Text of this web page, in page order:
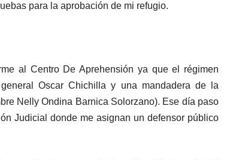
para la aprobación de mi refugio.
al Centro De Aprehensión ya que el régimen
Oscar Chichilla y una mandadera de la
Nelly Ondina Barnica Solorzano). Ese día paso
Judicial donde me asignan un defensor público